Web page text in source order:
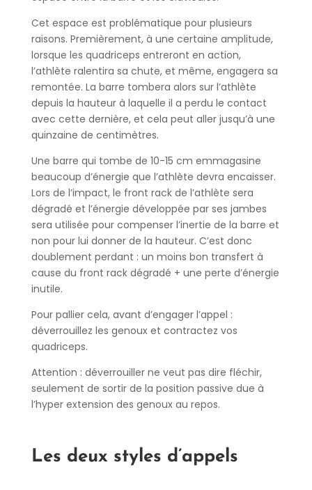
Cet espace est problématique pour plusieurs
raisons. Premièrement, à une certaine amplitude,
lorsque les quadriceps entreront en action,
l’athlète ralentira sa chute, et même, engagera sa
remontée. La barre tombera alors sur l’athlète
depuis la hauteur à laquelle il a perdu le contact
avec cette dernière, et cela peut aller jusqu’à une
quinzaine de centimètres.
Une barre qui tombe de 10-15 cm emmagasine
beaucoup d’énergie que l’athlète devra encaisser.
Lors de l’impact, le front rack de l’athlète sera
dégradé et l’énergie développée par ses jambes
sera utilisée pour compenser l’inertie de la barre et
non pour lui donner de la hauteur. C’est donc
doublement perdant : un moins bon transfert à
cause du front rack dégradé + une perte d’énergie
inutile.
Pour pallier cela, avant d’engager l’appel :
déverrouillez les genoux et contractez vos
quadriceps.
Attention : déverrouiller ne veut pas dire fléchir,
seulement de sortir de la position passive due à
l’hyper extension des genoux au repos.
Les deux styles d’appels